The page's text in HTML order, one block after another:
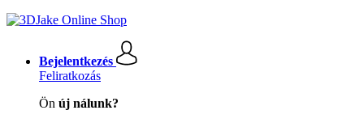
Bejelentkezés
Feliratkozás
Ön új nálunk?